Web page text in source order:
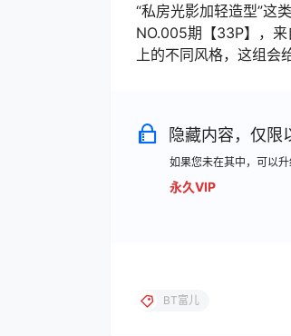
“私房光影加轻造型”这
NO.005期【33P】，
上的不同风格，这组会
隐藏内容，仅限
如果您未在其中，可以升
永久VIP
BT富儿